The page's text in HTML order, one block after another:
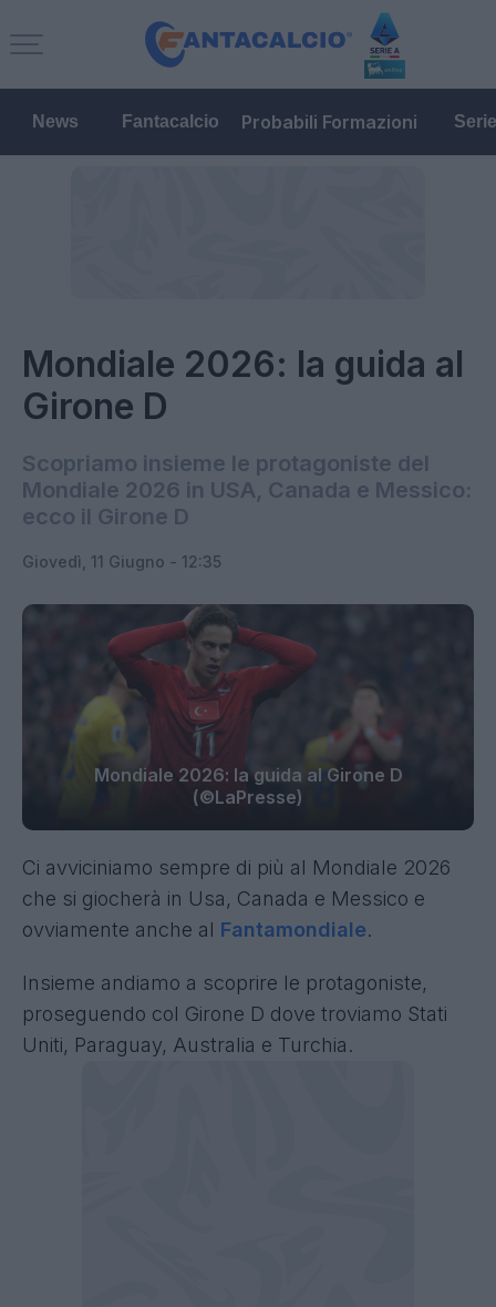
News Fantacalcio Probabili Formazioni
Mondiale 2026: la guida al
Girone D
Scopriamo insieme le protagoniste del
Mondiale 2026 in USA, Canada e Messico:
ecco il Girone D
Giovedì, 11 Giugno - 12:35
Mondiale 2026: la guida al Girone D
(©LaPresse)
Ci avviciniamo sempre di più al Mondiale 2026
che si giocherà in Usa, Canada e Messico e
ovviamente anche al Fantamondiale.
Insieme andiamo a scoprire le protagoniste,
proseguendo col Girone D dove troviamo Stati
Uniti, Paraguay, Australia e Turchia.